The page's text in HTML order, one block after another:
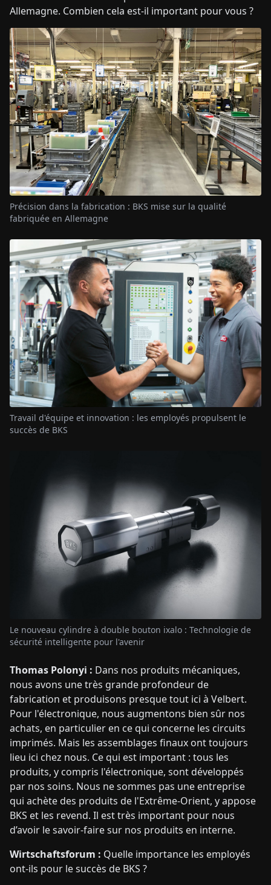
Allemagne. Combien cela est-il important pour vous ?
Précision dans la fabrication : BKS mise sur la qualité
fabriquée en Allemagne
Travail d'équipe et innovation : les employés propulsent le
succès de BKS
Le nouveau cylindre à double bouton ixalo : Technologie de
sécurité intelligente pour l'avenir
Thomas Polonyi : Dans nos produits mécaniques,
nous avons une très grande profondeur de
fabrication et produisons presque tout ici à Velbert.
Pour l'électronique, nous augmentons bien sûr nos
achats, en particulier en ce qui concerne les circuits
imprimés. Mais les assemblages finaux ont toujours
lieu ici chez nous. Ce qui est important : tous les
produits, y compris l'électronique, sont développés
par nos soins. Nous ne sommes pas une entreprise
qui achète des produits de l'Extrême-Orient, y appose
BKS et les revend. Il est très important pour nous
d’avoir le savoir-faire sur nos produits en interne.
Wirtschaftsforum : Quelle importance les employés
ont-ils pour le succès de BKS ?